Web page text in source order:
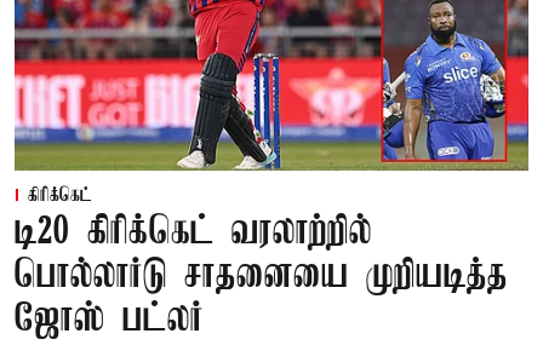
கிரிக்கெட்
டி20 கிரிக்கெட் வரலாற்றில்
பொல்லார்டு சாதனையை முறியடித்த
ஜோஸ் பட்லர்